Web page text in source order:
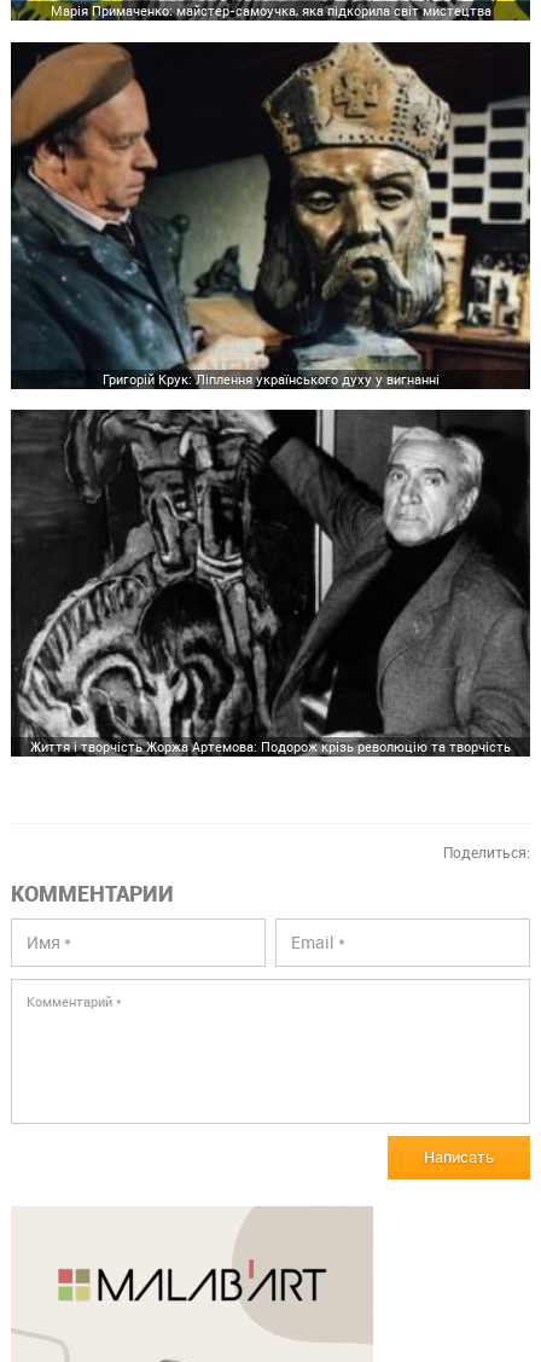
Марія Примаченко: майстер-самоучка, яка підкорила світ мистецтва
Григорій Крук: Ліплення українського духу у вигнанні
Життя і творчість Жоржа Артемова: Подорож крізь революцію та творчість
Поделиться:
КОММЕНТАРИИ
Написать